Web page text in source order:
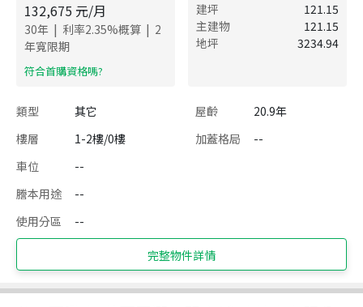
132,675 元/月
30年 | 利率2.35%概算 | 2
年寬限期
​符合首購資格嗎?
建坪
121.15
主建物
121.15
地坪
3234.94
類型 其它 屋齡
20.9年
樓層
1-2樓/0樓 加蓋格局
--
車位
--
謄本用途
--
使用分區
--
完整物件詳情